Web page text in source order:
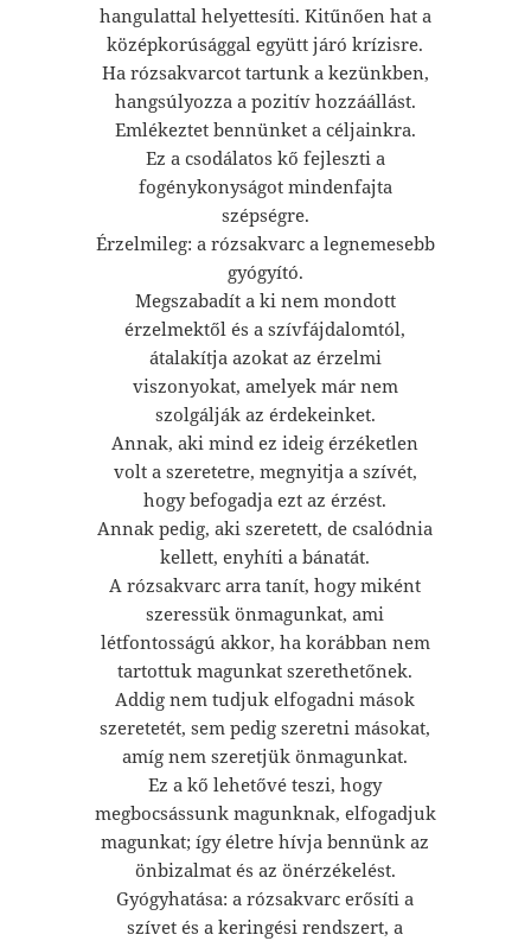
hangulattal helyettesíti. Kitűnően hat a
középkorúsággal együtt járó krízisre.
Ha rózsakvarcot tartunk a kezünkben,
hangsúlyozza a pozitív hozzáállást.
Emlékeztet bennünket a céljainkra.
Ez a csodálatos kő fejleszti a
fogénykonyságot mindenfajta
szépségre.
Érzelmileg: a rózsakvarc a legnemesebb
gyógyító.
Megszabadít a ki nem mondott
érzelmektől és a szívfájdalomtól,
átalakítja azokat az érzelmi
viszonyokat, amelyek már nem
szolgálják az érdekeinket.
Annak, aki mind ez ideig érzéketlen
volt a szeretetre, megnyitja a szívét,
hogy befogadja ezt az érzést.
Annak pedig, aki szeretett, de csalódnia
kellett, enyhíti a bánatát.
A rózsakvarc arra tanít, hogy miként
szeressük önmagunkat, ami
létfontosságú akkor, ha korábban nem
tartottuk magunkat szerethetőnek.
Addig nem tudjuk elfogadni mások
szeretetét, sem pedig szeretni másokat,
amíg nem szeretjük önmagunkat.
Ez a kő lehetővé teszi, hogy
megbocsássunk magunknak, elfogadjuk
magunkat; így életre hívja bennünk az
önbizalmat és az önérzékelést.
Gyógyhatása: a rózsakvarc erősíti a
szívet és a keringési rendszert, a